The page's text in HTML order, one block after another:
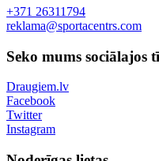
+371 26311794
reklama@sportacentrs.com
Seko mums sociālajos
Draugiem.lv
Facebook
Twitter
Instagram